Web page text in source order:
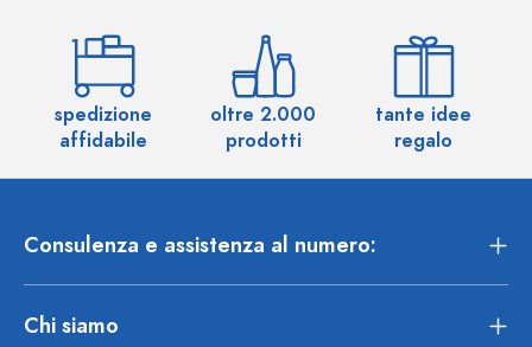
spedizione
affidabile
oltre 2.000
prodotti
tante idee
regalo
Consulenza e assistenza al numero:
Chi siamo